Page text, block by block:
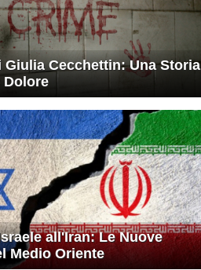
Cecchettin: Una Storia
Dolore
all'Iran: Le Nuove
Medio Oriente